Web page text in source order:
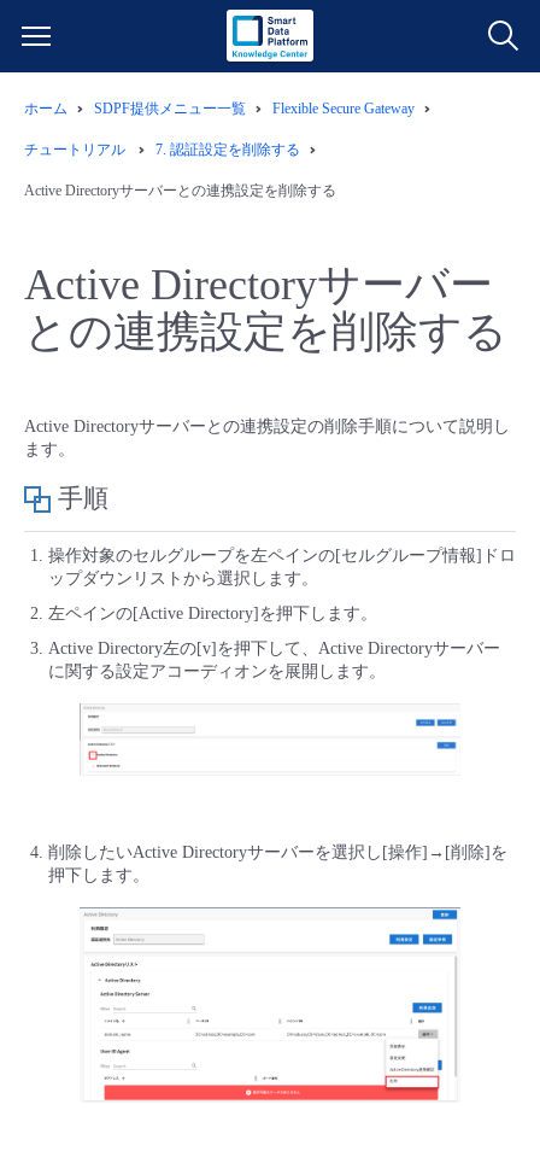
サービス一覧
データ利活用
ネットワーク
サポート
管理機能
すべてのメニューを見る
よくある質問
クラウド/サーバー
モニタリング/監査
サポート
管理機能
すべてのメニューを見る
料金シミュレーター
ネットワーク
IoT
モニタリング/監査
サポート
ご利用開始ガイド
- 管理機能
■ セットアップガイド
- 新規お申し込み方法
- 初期設定・確認
- ユーザー機能の管理
- APIリファレンス
■ 基本構築ガイド
- クラウド / サーバー
- セキュリティ・監査
- IoT
- マルチクラウド利用
- ITインフラストラクチャー
- その他
サービス稼働状況
故障/メンテナンス履歴
メンテナンス予定
定期メンテナンス
パートナー
販売パートナー向けプログラム
協業パートナー
トレーニング/操作動画
脱炭素化
ホーム SDPF提供メニュー一覧 Flexible Secure Gateway
チュートリアル 7. 認証設定を削除する
Active Directoryサーバーとの連携設定を削除する
Active Directoryサーバー
との連携設定を削除する
Active Directoryサーバーとの連携設定の削除手順について説明し
ます。
手順
操作対象のセルグループを左ペインの[セルグループ情報]ドロ
ップダウンリストから選択します。
左ペインの[Active Directory]を押下します。
Active Directory左の[v]を押下して、Active Directoryサーバー
に関する設定アコーディオンを展開します。
削除したいActive Directoryサーバーを選択し[操作]→[削除]を
押下します。